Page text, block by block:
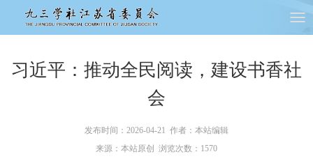
习近平：推动全民阅读，建设书香社
会
发布时间：2026-04-21 作者：本站编辑
来源：本站原创 浏览次数： 1570